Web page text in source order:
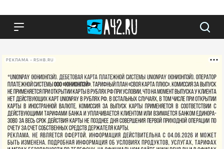
РЕКЛАМА • RSHB.RU